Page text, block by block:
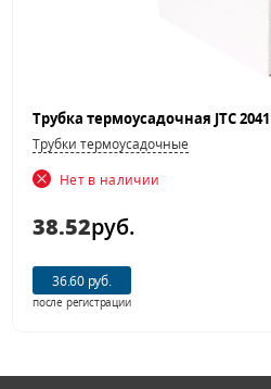
Трубки термоусадочные
Нет в наличии
38.52руб.
36.60 руб.
после регистрации